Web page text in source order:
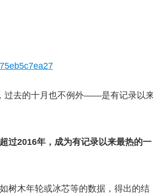
过去的十月也不例外——是有记录以
过2016年，成为有记录以来最热的一
树木年轮或冰芯等的数据，得出的结